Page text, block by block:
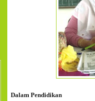
Dalam Pendidikan